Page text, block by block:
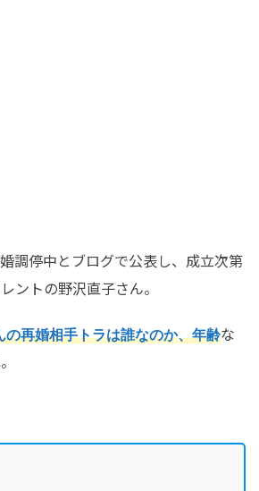
調停中とブログで公表し、成立次第
ントの野沢直子さん。
の再婚相手トラは誰なのか、年齢な